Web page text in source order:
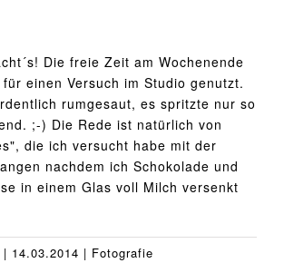
Die freie Zeit am Wochenende
einen Versuch im Studio genutzt.
rumgesaut, es spritzte nur so
;-) Die Rede ist natürlich von
die ich versucht habe mit der
nachdem ich Schokolade und
in einem Glas voll Milch versenkt
| 14.03.2014 | Fotografie